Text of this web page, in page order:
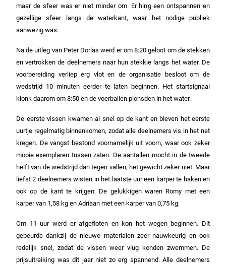
maar de sfeer was er niet minder om. Er hing een ontspannen en
gezellige sfeer langs de waterkant, waar het nodige publiek
aanwezig was.
Na de uitleg van Peter Dorlas werd er om 8:20 geloot om de stekken
en vertrokken de deelnemers naar hun stekkie langs het water. De
voorbereiding verliep erg vlot en de organisatie besloot om de
wedstrijd 10 minuten eerder te laten beginnen. Het startsignaal
klonk daarom om 8:50 en de voerballen plonsden in het water.
De eerste vissen kwamen al snel op de kant en bleven het eerste
uurtje regelmatig binnenkomen, zodat alle deelnemers vis in het net
kregen. De vangst bestond voornamelijk uit voorn, waar ook zeker
mooie exemplaren tussen zaten. De aantallen mocht in de tweede
helft van de wedstrijd dan tegen vallen, het gewicht zeker niet. Maar
liefst 2 deelnemers wisten in het laatste uur een karper te haken en
ook op de kant te krijgen. De gelukkigen waren Romy met een
karper van 1,58 kg en Adriaan met een karper van 0,75 kg.
Om 11 uur werd er afgefloten en kon het wegen beginnen. Dit
gebeurde dankzij de nieuwe materialen zeer nauwkeurig en ook
redelijk snel, zodat de vissen weer vlug konden zwemmen. De
prijsuitreiking was dit jaar niet zo erg spannend. Alle deelnemers